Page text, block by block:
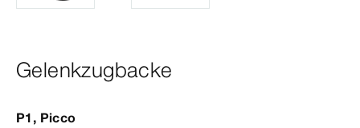
Gelenkzugbacke
P1, Picco